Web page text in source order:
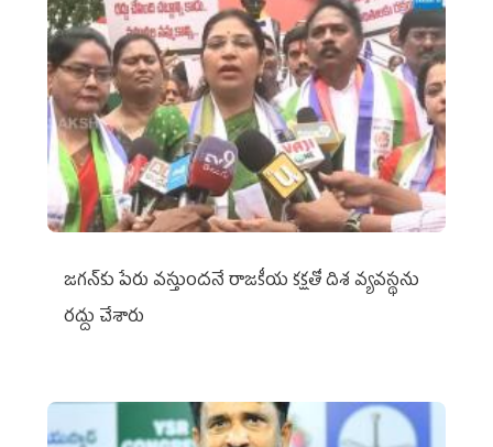
జగన్‌కు పేరు వస్తుందనే రాజకీయ కక్షతో దిశ వ్య‌వ‌స్థ‌ను
రద్దు చేశారు